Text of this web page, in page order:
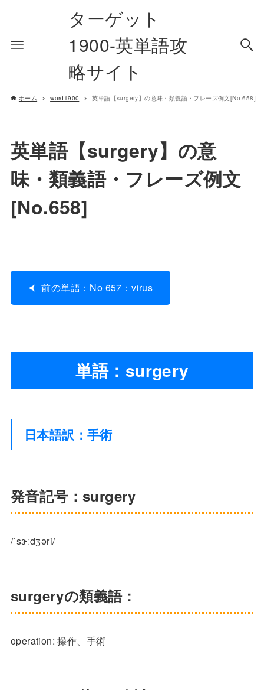
ターゲット
1900-英単語攻
略サイト
ホーム word1900 英単語【surgery】の意味・類義語・フレーズ例文[No.658]
英単語【surgery】の意
味・類義語・フレーズ例文
[No.658]
前の単語：No 657：virus
単語：surgery
日本語訳：手術
発音記号：surgery
/ˈsɝːdʒəri/
surgeryの類義語：
operation: 操作、手術